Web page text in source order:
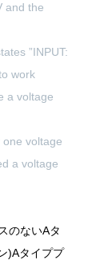
and the
”INPUT:
work
a voltage
voltage
a voltage
のないAタ
)Aタイププ